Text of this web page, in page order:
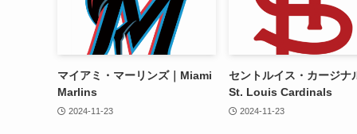
マイアミ・マーリンズ｜Miami
Marlins
2024-11-23
セントルイス・カージナ
St. Louis Cardinals
2024-11-23